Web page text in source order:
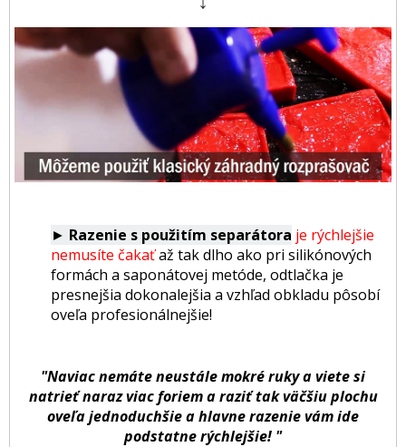
► Razenie s použitím separátora je rýchlejšie
nemusíte čakaťaž tak dlho ako pri silikónových
formách a saponátovej metóde, odtlačka je
presnejšia dokonalejšia a vzhľad obkladu pôsobí
oveľa profesionálnejšie!
"Naviac nemáte neustále mokré ruky a viete si
natrieť naraz viac foriem a raziť tak väčšiu plochu
oveľa jednoduchšie a hlavne razenie vám ide
podstatne rýchlejšie! "